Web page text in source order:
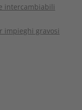
intercambiabili
impieghi gravosi